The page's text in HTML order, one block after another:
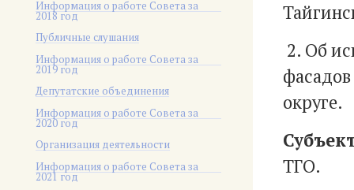
Информация о работе Совета за
2018 год
Публичные слушания
Информация о работе Совета за
2019 год
Депутатские объединения
Информация о работе Совета за
2020 год
Организация деятельности
Информация о работе Совета за
2021 год
2. Об
округе.
ТГО.